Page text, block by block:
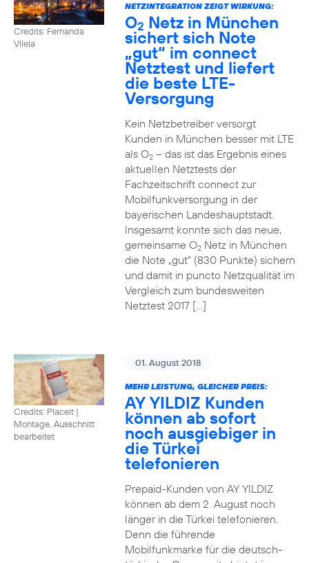
Credits: Fernanda
Vilela
NETZINTEGRATION ZEIGT WIRKUNG:
O2 Netz in München
sichert sich Note
„gut“ im connect
Netztest und liefert
die beste LTE-
Versorgung
Kein Netzbetreiber versorgt
Kunden in München besser mit LTE
als O2– das ist das Ergebnis eines
aktuellen Netztests der
Fachzeitschrift connect zur
Mobilfunkversorgung in der
bayerischen Landeshauptstadt.
Insgesamt konnte sich das neue,
gemeinsame O2Netz in München
die Note „gut“ (830 Punkte) sichern
und damit in puncto Netzqualität im
Vergleich zum bundesweiten
Netztest 2017 […]
Credits: Placeit |
Montage, Ausschnitt
bearbeitet
01. August 2018
MEHR LEISTUNG, GLEICHER PREIS:
AY YILDIZ Kunden
können ab sofort
noch ausgiebiger in
die Türkei
telefonieren
Prepaid-Kunden von AY YILDIZ
können ab dem 2. August noch
länger in die Türkei telefonieren.
Denn die führende
Mobilfunkmarke für die deutsch-